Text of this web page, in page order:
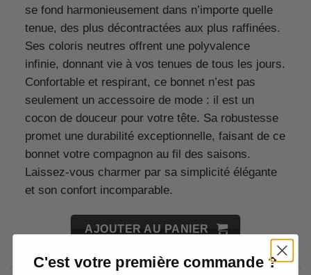
se fond harmonieusement dans n’importe quelle
tenue, des plus décontractées aux plus raffinées.
Ses coloris neutres offrent une polyvalence
infinie, donnant vie à vos tenues de tous les jours.
Confortable et respirant, ce bonnet n’est pas
seulement un accessoire de mode : il est un
cocon de douceur pour votre tête. Sa robustesse
promet une durabilité exceptionnelle, faisant de ce
bonnet votre compagnon au fil des saisons.
Laissez-vous charmer par sa simplicité élégante
et son confort incomparable.
AJOUTER AU PANIER
C'est votre première commande ?